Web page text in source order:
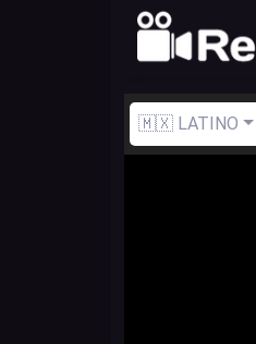
🇲🇽 LATINO